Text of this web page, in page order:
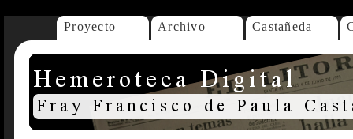
Proyecto Archivo Castañeda